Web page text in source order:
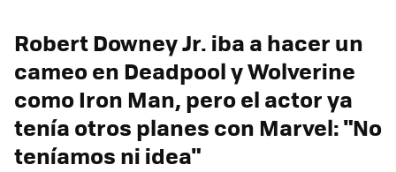
Robert Downey Jr. iba a hacer un
cameo en Deadpool y Wolverine
como Iron Man, pero el actor ya
tenía otros planes con Marvel: "No
teníamos ni idea"